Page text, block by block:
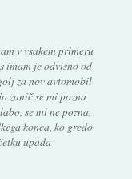
v vsakem primeru
imam je odvisno od
za nov avtomobil
zanič se mi pozna
se mi ne pozna,
konca, ko gredo
upada